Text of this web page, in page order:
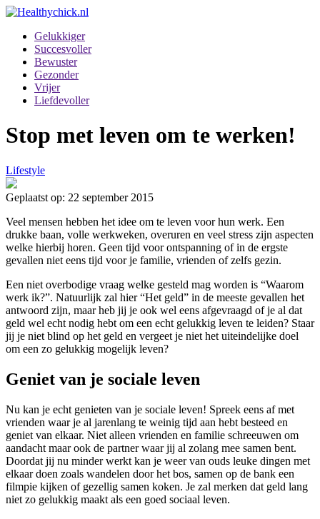
Gelukkiger
Succesvoller
Bewuster
Gezonder
Vrijer
Liefdevoller
Stop met leven om te werken!
Lifestyle
Geplaatst op: 22 september 2015
Veel mensen hebben het idee om te leven voor hun werk. Een
drukke baan, volle werkweken, overuren en veel stress zijn aspecten
welke hierbij horen. Geen tijd voor ontspanning of in de ergste
gevallen niet eens tijd voor je familie, vrienden of zelfs gezin.
Een niet overbodige vraag welke gesteld mag worden is “Waarom
werk ik?”. Natuurlijk zal hier “Het geld” in de meeste gevallen het
antwoord zijn, maar heb jij je ook wel eens afgevraagd of je al dat
geld wel echt nodig hebt om een echt gelukkig leven te leiden? Staar
jij je niet blind op het geld en vergeet je niet het uiteindelijke doel
om een zo gelukkig mogelijk leven?
Geniet van je sociale leven
Nu kan je echt genieten van je sociale leven! Spreek eens af met
vrienden waar je al jarenlang te weinig tijd aan hebt besteed en
geniet van elkaar. Niet alleen vrienden en familie schreeuwen om
aandacht maar ook de partner waar jij al zolang mee samen bent.
Doordat jij nu minder werkt kan je weer van ouds leuke dingen met
elkaar doen zoals wandelen door het bos, samen op de bank een
filmpie kijken of gezellig samen koken. Je zal merken dat geld lang
niet zo gelukkig maakt als een goed sociaal leven.